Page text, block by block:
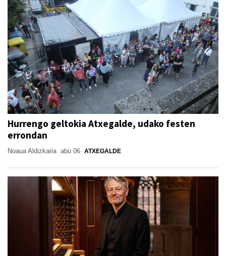
Hurrengo geltokia Atxegalde, udako festen
errondan
Noaua Aldizkaria abu 06 ATXEGALDE